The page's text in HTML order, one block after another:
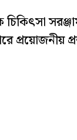
চিকিৎসা